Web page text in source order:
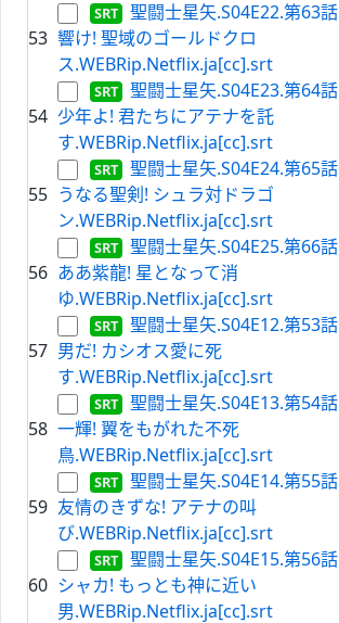
53
聖闘士星矢.S04E22.第63話
響け! 聖域のゴールドクロ
ス.WEBRip.Netflix.ja[cc].srt
54
聖闘士星矢.S04E23.第64話
少年よ! 君たちにアテナを託
す.WEBRip.Netflix.ja[cc].srt
55
聖闘士星矢.S04E24.第65話
うなる聖剣! シュラ対ドラゴ
ン.WEBRip.Netflix.ja[cc].srt
56
聖闘士星矢.S04E25.第66話
ああ紫龍! 星となって消
ゆ.WEBRip.Netflix.ja[cc].srt
57
聖闘士星矢.S04E12.第53話
男だ! カシオス愛に死
す.WEBRip.Netflix.ja[cc].srt
58
聖闘士星矢.S04E13.第54話
一輝! 翼をもがれた不死
鳥.WEBRip.Netflix.ja[cc].srt
59
聖闘士星矢.S04E14.第55話
友情のきずな! アテナの叫
び.WEBRip.Netflix.ja[cc].srt
60
聖闘士星矢.S04E15.第56話
シャカ! もっとも神に近い
男.WEBRip.Netflix.ja[cc].srt